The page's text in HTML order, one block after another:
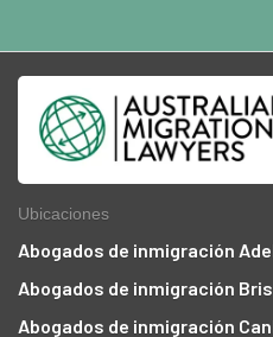
Ubicaciones
Abogados de inmigración
Abogados de inmigración
Abogados de inmigración